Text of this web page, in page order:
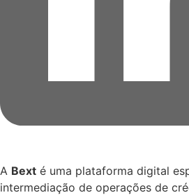
A Bext é uma plataforma digital
intermediação de operações de